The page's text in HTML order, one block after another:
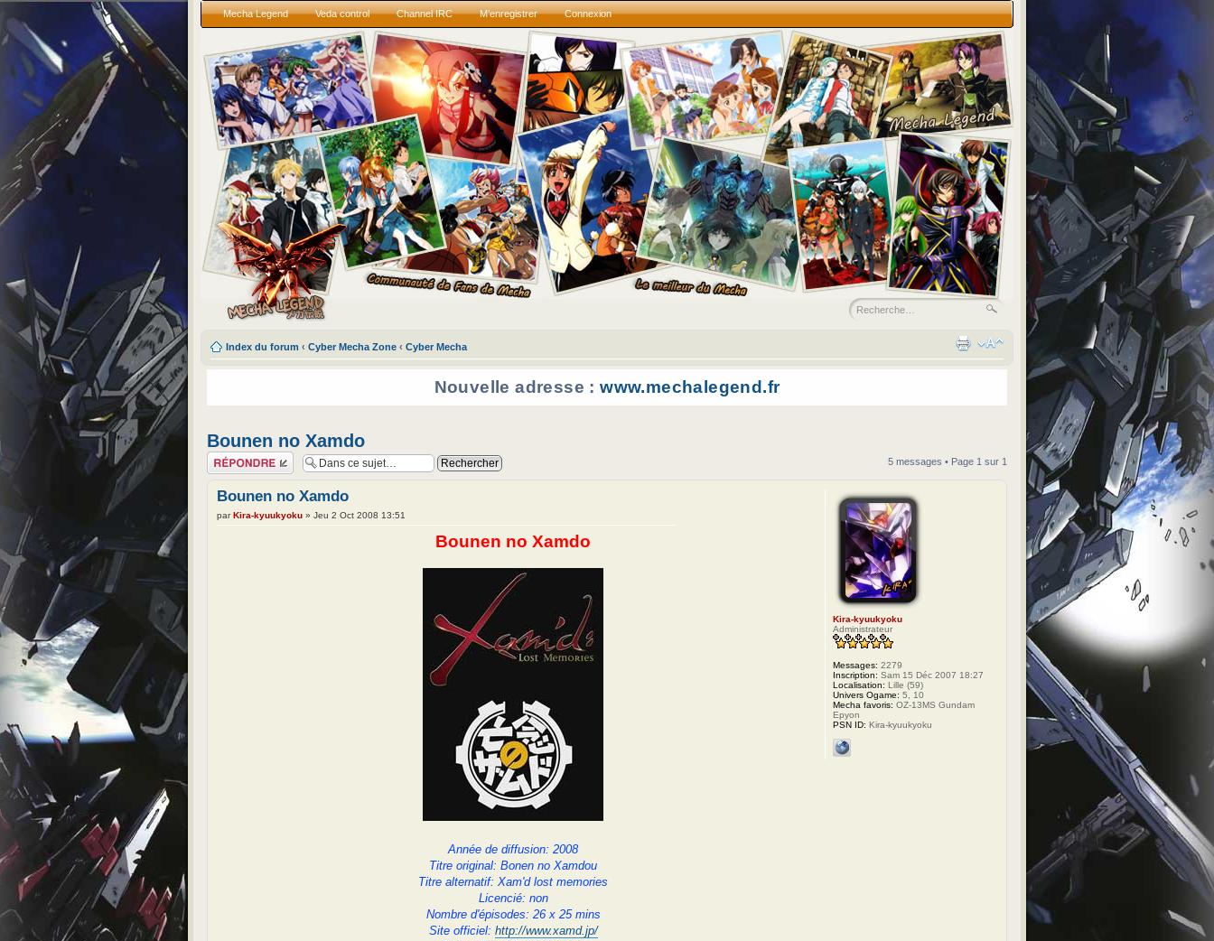
Mecha Legend Veda control Channel IRC M’enregistrer Connexion
Index du forum ‹ Cyber Mecha Zone ‹ Cyber Mecha
Nouvelle adresse :www.mechalegend.fr
Bounen no Xamdo
Répondre 5 messages • Page 1 sur 1
Bounen no Xamdo
parKira-kyuukyoku » Jeu 2 Oct 2008 13:51
Bounen no Xamdo
Année de diffusion: 2008
Titre original: Bonen no Xamdou
Titre alternatif: Xam'd lost memories
Licencié: non
Nombre d'épisodes: 26 x 25 mins
Site officiel: http://www.xamd.jp/
Kira-kyuukyoku
Administrateur
Messages: 2279
Inscription: Sam 15 Déc 2007 18:27
Localisation: Lille (59)
Univers Ogame: 5, 10
Mecha favoris: OZ-13MS Gundam
Epyon
PSN ID: Kira-kyuukyoku